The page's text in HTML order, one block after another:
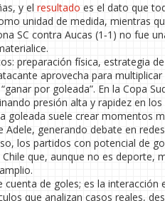
y el resultado es el dato que
unidad de medida, mientras
SC contra Aucas (1‑1) no fue
preparación física, estrategia
aprovecha para multiplicar
por goleada”. En la Copa
presión alta y rapidez en
goleada suele crear momentos
generando debate en
los partidos con potencial de
que, aunque no es deporte,
cuenta de goles; es la interacción
que analizan casos reales,